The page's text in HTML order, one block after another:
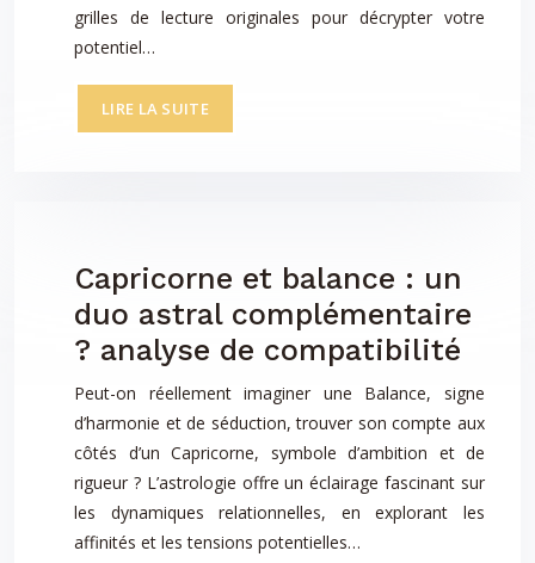
grilles de lecture originales pour décrypter votre
potentiel…
LIRE LA SUITE
Capricorne et balance : un
duo astral complémentaire
? analyse de compatibilité
Peut-on réellement imaginer une Balance, signe
d’harmonie et de séduction, trouver son compte aux
côtés d’un Capricorne, symbole d’ambition et de
rigueur ? L’astrologie offre un éclairage fascinant sur
les dynamiques relationnelles, en explorant les
affinités et les tensions potentielles…